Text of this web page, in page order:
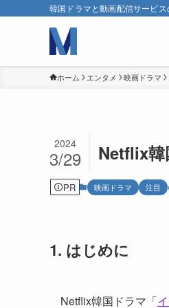
韓国ドラマと動画配信サービ
ホーム エンタメ 映画ドラマ
Netflix韓
2024
3/29
PR 映画ドラマ 注目
1. はじめに
Netflix韓国ドラマ「